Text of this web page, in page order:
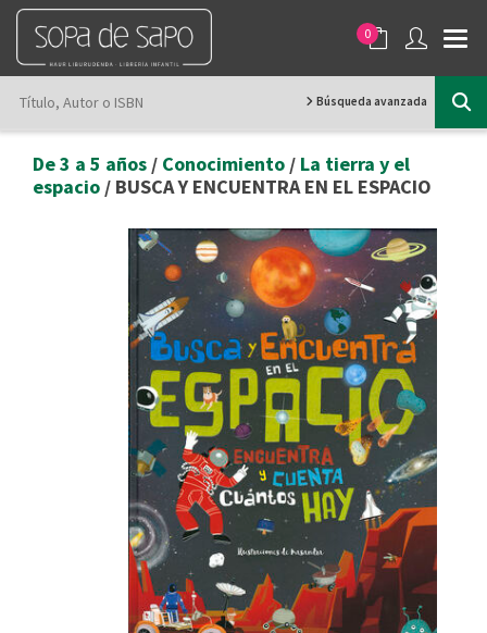
0
Búsqueda avanzada
De 3 a 5 años / Conocimiento / La tierra y el
espacio / BUSCA Y ENCUENTRA EN EL ESPACIO